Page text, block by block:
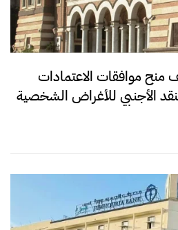
منح موافقات الاعتمادات
الأجنبي للأغراض الشخصية